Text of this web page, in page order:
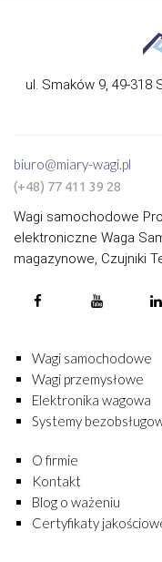
ul. Smaków 9, 49-318
biuro@miary-wagi.pl
(+48) 77 411 39 28
Wagi samochodowe
elektroniczne Waga
magazynowe, Czujniki
Wagi samochodowe
Wagi przemysłowe
Elektronika wagowa
Systemy
O firmie
Kontakt
Blog o ważeniu
Certyfikaty